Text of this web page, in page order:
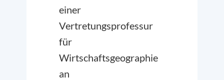
einer
Vertretungsprofessur
für
Wirtschaftsgeographie
an